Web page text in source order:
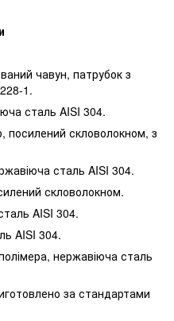
чавун, патрубок з
1.
сталь AISI 304.
посилений скловолокном, з
сталь AISI 304.
скловолокном.
AISI 304.
AISI 304.
нержавіюча сталь
за стандартами